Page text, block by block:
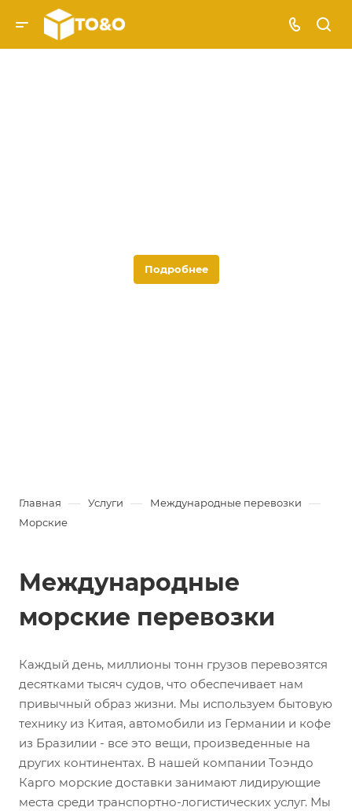
Подробнее
Главная — Услуги — Международные перевозки —
Морские
Международные
морские перевозки
Каждый день, миллионы тонн грузов перевозятся
десятками тысяч судов, что обеспечивает нам
привычный образ жизни. Мы используем бытовую
технику из Китая, автомобили из Германии и кофе
из Бразилии - все это вещи, произведенные на
других континентах. В нашей компании Тоэндо
Карго морские доставки занимают лидирующие
места среди транспортно-логистических услуг. Мы